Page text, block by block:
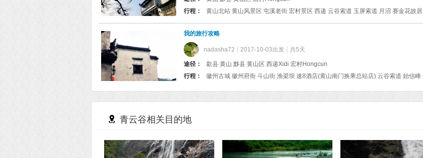
行程：
黄山北站 黄山风景区 屯溪老街 宏村景区 西递 云谷索道 玉屏索道 月沼 赛金花故居
我的旅行攻略
nadasha72 2017-10-03出发 共5天
途径：
歙县 黄山 黟县 黄山区 西递Xidi 宏村Hongcun
行程：
青云谷相关目的地